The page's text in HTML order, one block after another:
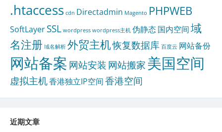
.htaccess cdn Directadmin Magento PHPWEB
SoftLayerSSL wordpress wordpress主机 伪静态国内空间域
名注册 域名解析 外贸主机恢复数据库 百度云 网站备份
网站备案 网站安装网站搬家美国空间
虚拟主机香港独立IP空间香港空间
近期文章